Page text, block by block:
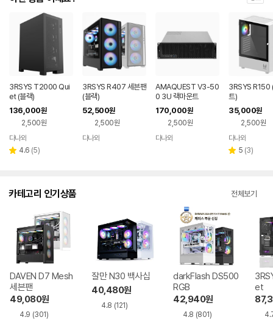
3RSYS T2000 Qui
et (블랙)
136,000원
2,500원
페이
다나와
별 4.6 리
(5)
3RSYS R407 세븐팬
(블랙)
52,500원
2,500원
다나와
AMAQUEST V3-50
0 3U 랙마운트
170,000원
2,500원
다나와
3RSYS R150
트)
35,000원
2,500원
페이
다나와
별 5 리
(3)
카테고리 인기상품 전체보기
DAVEN D7 Mesh
세븐팬
49,080원
4.9 (301)
잘만 N30 백사십
40,480원
4.8 (121)
darkFlash DS500
RGB
42,940원
4.8 (801)
et